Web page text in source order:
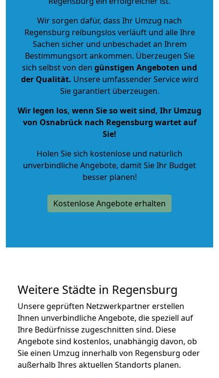
Wir sorgen dafür, dass Ihr Umzug nach
Regensburg reibungslos verläuft und alle Ihre
Sachen sicher und unbeschadet an Ihrem
Bestimmungsort ankommen. Überzeugen Sie
sich selbst von den günstigen Angeboten und
der Qualität. Unsere umfassender Service wird
Sie garantiert überzeugen.
Wir legen los, wenn Sie so weit sind, Ihr Umzug
von Osnabrück nach Regensburg wartet auf
Sie!
Holen Sie sich kostenlose und natürlich
unverbindliche Angebote, damit Sie Ihr Budget
besser planen!
Kostenlose Angebote erhalten
Weitere Städte in Regensburg
Unsere geprüften Netzwerkpartner erstellen
Ihnen unverbindliche Angebote, die speziell auf
Ihre Bedürfnisse zugeschnitten sind. Diese
Angebote sind kostenlos, unabhängig davon, ob
Sie einen Umzug innerhalb von Regensburg oder
außerhalb Ihres aktuellen Standorts planen.